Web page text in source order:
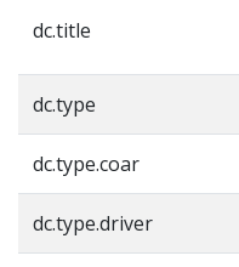
dc.title
dc.type
dc.type.coar
dc.type.driver